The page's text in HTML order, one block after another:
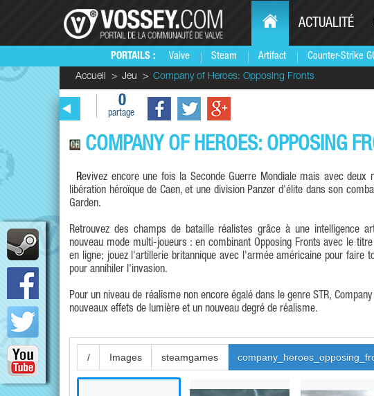
PORTAILS : Valve Steam Artifact Counter-Strike
ACTUALITÉ
Accueil Jeu Company of Heroes: Opposing Fronts
0
partage
COMPANY OF HEROES: OPPOSING
Revivez encore une fois la Seconde Guerre Mondiale mais avec deux nouvelles armées : la seconde armée britannique lors de la
libération héroïque de Caen, et une division Panzer d'élite dans son
Garden.
Retrouvez des champs de bataille réalistes grâce à une intelligence
nouveau mode multi-joueurs : en combinant Opposing Fronts avec le
en ligne; jouez l'artillerie britannique avec l'armée américaine pour faire
pour annihiler l'invasion.
Pour un niveau de réalisme non encore égalé dans le genre STR,
nouveaux effets de lumière et un nouveau degré de réalisme.